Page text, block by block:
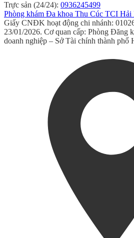
Trực sản (24/24): 0936245499
Phòng khám Đa khoa Thu Cúc TCI Hải
Giấy CNĐK hoạt động chi nhánh:
23/01/2026. Cơ quan cấp: Phòng Đăng
doanh nghiệp – Sở Tài chính thành phố